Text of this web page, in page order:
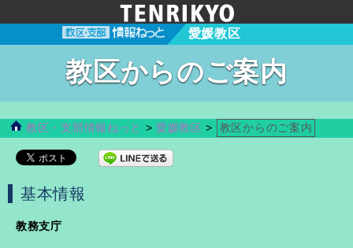
愛媛教区
教区からのご案内
教区・支部情報ねっと > 愛媛教区 > 教区からのご案内
基本情報
教務支庁